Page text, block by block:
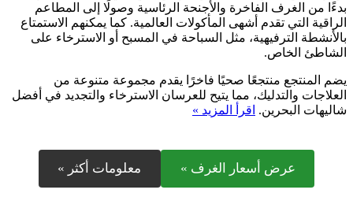
بدءًا من الغرف الفاخرة والأجنحة الرئاسية وصولًا إلى المطاعم
الراقية التي تقدم أشهى المأكولات العالمية. كما يمكنهم الاستمتاع
بالأنشطة الترفيهية، مثل السباحة في المسبح أو الاسترخاء على
الشاطئ الخاص.
يضم المنتجع منتجعًا صحيًا فاخرًا يقدم مجموعة متنوعة من
العلاجات والتدليك، مما يتيح للعرسان الاسترخاء والتجديد في أفضل
شاليهات البحرين. اقرأ المزيد »
عرض أسعار الغرف » معلومات أكثر »